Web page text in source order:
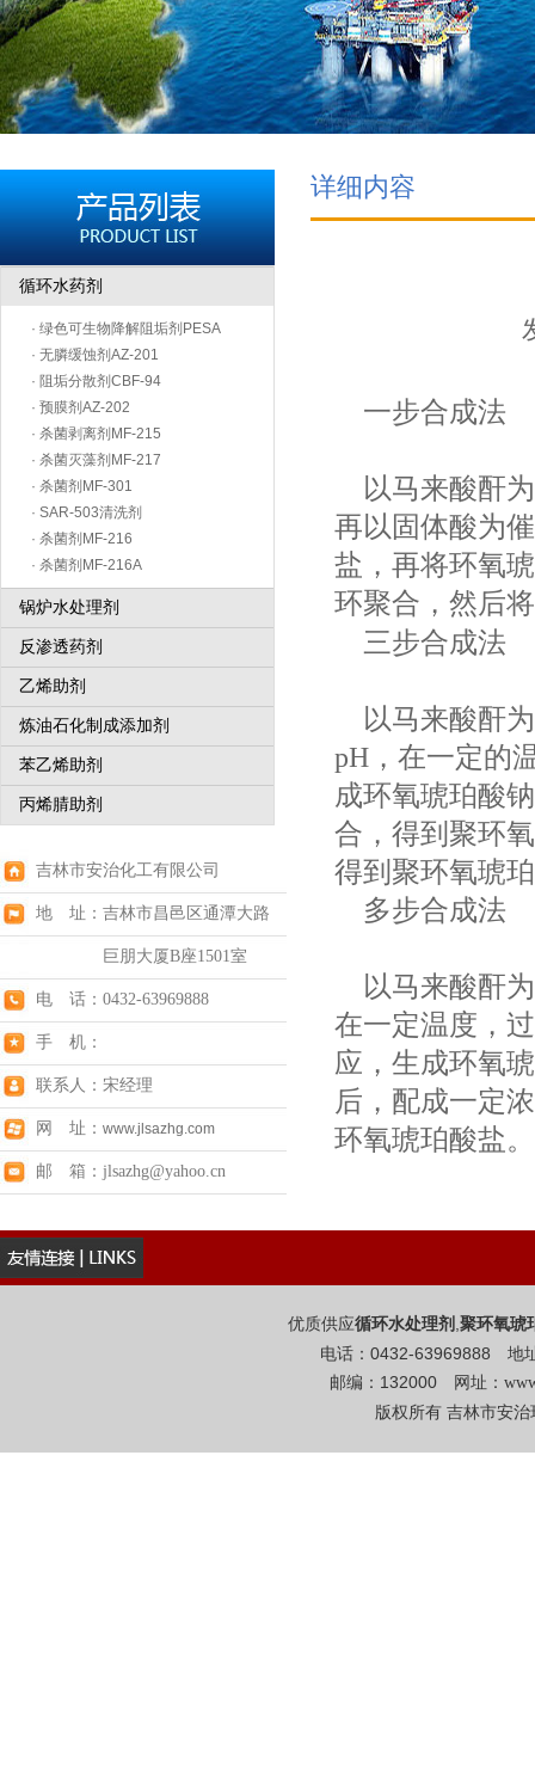
循环水药剂
· 绿色可生物降解阻垢剂PESA
· 无膦缓蚀剂AZ-201
· 阻垢分散剂CBF-94
· 预膜剂AZ-202
· 杀菌剥离剂MF-215
· 杀菌灭藻剂MF-217
· 杀菌剂MF-301
· SAR-503清洗剂
· 杀菌剂MF-216
· 杀菌剂MF-216A
锅炉水处理剂
反渗透药剂
乙烯助剂
炼油石化制成添加剂
苯乙烯助剂
丙烯腈助剂
吉林市安治化工有限公司
地 址：吉林市昌邑区通潭大路
巨朋大厦B座1501室
电 话：0432-63969888
手 机：
联系人：宋经理
网 址： www.jlsazhg.com
邮 箱：jlsazhg@yahoo.cn
详细内容
一步合成法
以马来酸酐为
再以固体酸为
盐，再将环氧
环聚合，然后
三步合成法
以马来酸酐为
pH，在一定的
成环氧琥珀酸
合，得到聚环
得到聚环氧琥
多步合成法
以马来酸酐为
在一定温度，
应，生成环氧
后，配成一定
环氧琥珀酸盐。
优质供应循环水处理剂 ,聚环氧琥
电话：0432-63969888 地
邮编：132000 网址：
版权所有 吉林市安